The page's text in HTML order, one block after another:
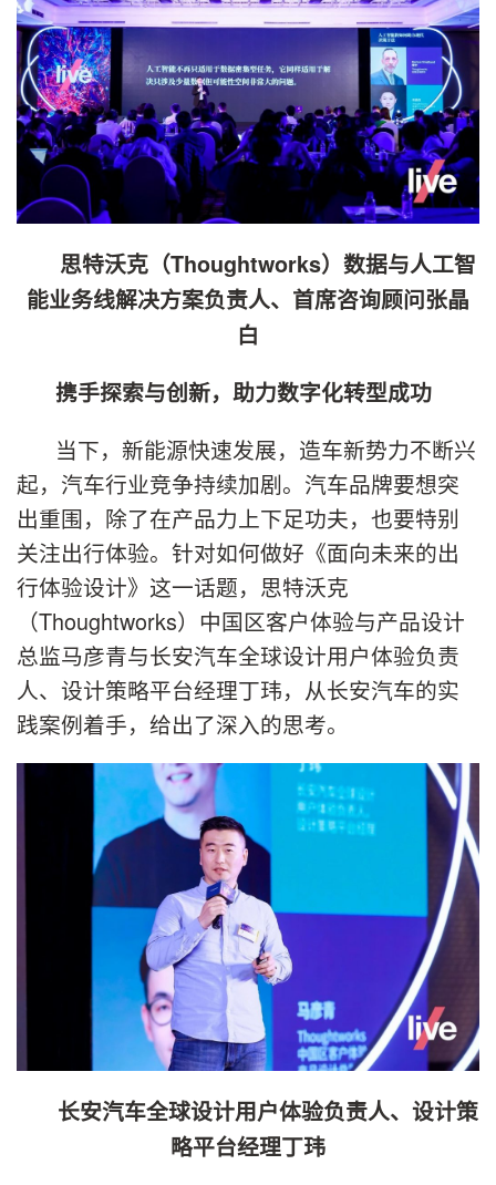
思特沃克（Thoughtworks）数据与人工智
能业务线解决方案负责人、首席咨询顾问张晶
白
携手探索与创新，助力数字化转型成功
当下，新能源快速发展，造车新势力不断兴
起，汽车行业竞争持续加剧。汽车品牌要想突
出重围，除了在产品力上下足功夫，也要特别
关注出行体验。针对如何做好《面向未来的出
行体验设计》这一话题，思特沃克
（Thoughtworks）中国区客户体验与产品设计
总监马彦青与长安汽车全球设计用户体验负责
人、设计策略平台经理丁玮，从长安汽车的实
践案例着手，给出了深入的思考。
长安汽车全球设计用户体验负责人、设计策
略平台经理丁玮